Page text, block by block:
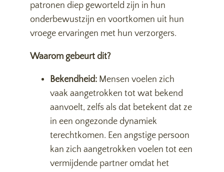
patronen diep geworteld zijn in hun
onderbewustzijn en voortkomen uit hun
vroege ervaringen met hun verzorgers.
Waarom gebeurt dit?
Bekendheid: Mensen voelen zich
vaak aangetrokken tot wat bekend
aanvoelt, zelfs als dat betekent dat ze
in een ongezonde dynamiek
terechtkomen. Een angstige persoon
kan zich aangetrokken voelen tot een
vermijdende partner omdat het